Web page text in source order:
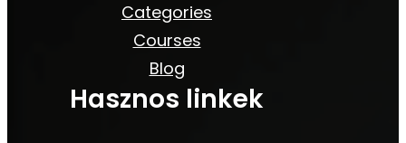
Categories
Courses
Blog
Hasznos linkek